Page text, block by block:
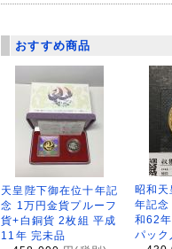
おすすめ商品
天皇陛下御在位十年記
念 1万円金貨プルーフ
貨+白銅貨 2枚組 平成
11年 完未品
昭和
年記
和62
パック